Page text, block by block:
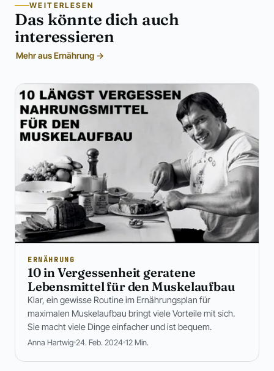
WEITERLESEN
Das könnte dich auch
interessieren
Mehr aus Ernährung →
ERNÄHRUNG
10 in Vergessenheit geratene
Lebensmittel für den Muskelaufbau
Klar, ein gewisse Routine im Ernährungsplan für
maximalen Muskelaufbau bringt viele Vorteile mit sich.
Sie macht viele Dinge einfacher und ist bequem.
Anna Hartwig 24. Feb. 2024 12 Min.